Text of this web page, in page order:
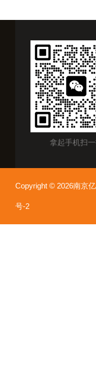
拿起手机扫
Copyright © 2026南京
号-2